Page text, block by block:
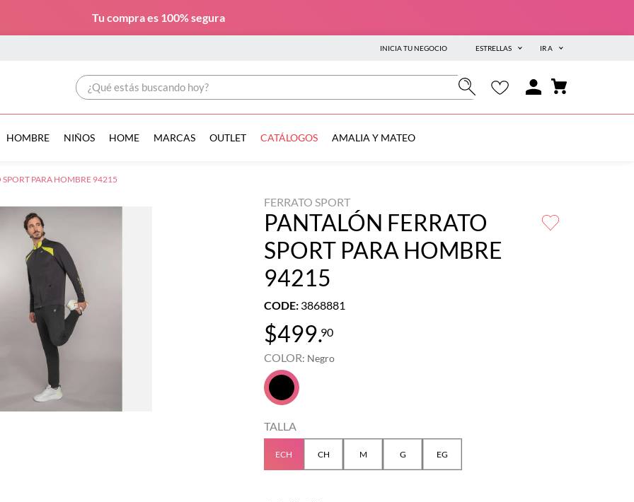
Tu compra es 100% segura
INICIA TU NEGOCIO ESTRELLAS IR A
¿Qué estás buscando hoy?
HOMBRE NIÑOS HOME MARCAS OUTLET CATÁLOGOS AMALIA Y MATEO
SPORT PARA HOMBRE 94215
FERRATO SPORT
PANTALÓN FERRATO
SPORT PARA HOMBRE
94215
CODE: 3868881
$499.90
COLOR: Negro
TALLA
ECH CH M G EG